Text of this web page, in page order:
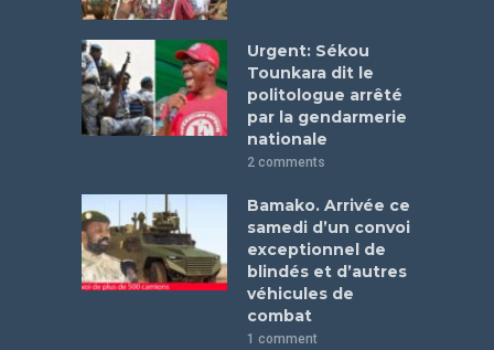
Urgent: Sékou
Tounkara dit le
politologue arrêté
par la gendarmerie
nationale
2 comments
Bamako. Arrivée ce
samedi d’un convoi
exceptionnel de
blindés et d’autres
véhicules de
combat
1 comment